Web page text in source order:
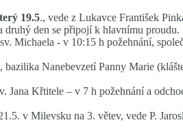
19.5., vede z Lukavce František
druhý den se připojí k hlavnímu proudu.
Michaela - v 10:15 h požehnání,
, bazilika Nanebevzetí Panny Marie
Jana Křtitele – v 7 h požehnání a
v Milevsku na 3. větev, vede P.